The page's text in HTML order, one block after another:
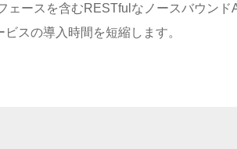
ースを含むRESTfulなノースバウンド
スの導入時間を短縮します。